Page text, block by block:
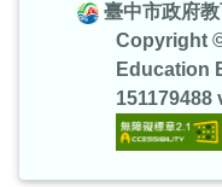
臺中市政府
Copyright ©
Education
151179488